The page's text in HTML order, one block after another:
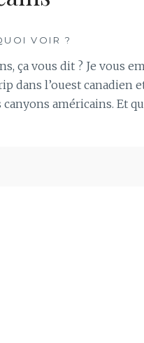
VOIR ?
ça vous dit ? Je vous
dans l’ouest canadien
américains. Et